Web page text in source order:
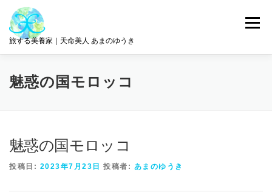
ツ
旅する美養家｜天命美人 あまのゆうき
メニュー
統合美養 旅とリトリート
魅惑の国モロッコ
魅惑の国モロッコ
投稿日: 2023年7月23日 投稿者: あまのゆうき